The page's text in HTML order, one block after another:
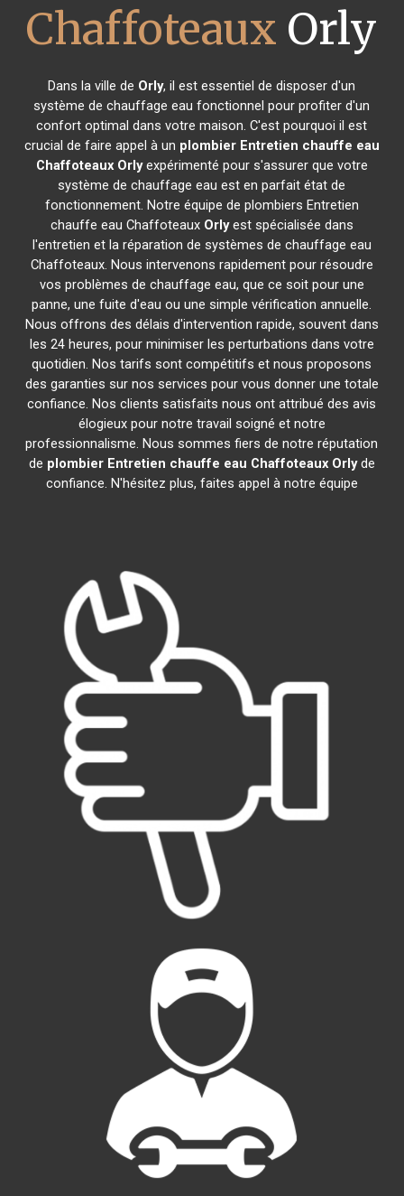
Chaffoteaux Orly
Dans la ville de Orly, il est essentiel de disposer d'un
système de chauffage eau fonctionnel pour profiter d'un
confort optimal dans votre maison. C'est pourquoi il est
crucial de faire appel à un plombier Entretien chauffe eau
Chaffoteaux Orlyexpérimenté pour s'assurer que votre
système de chauffage eau est en parfait état de
fonctionnement. Notre équipe de plombiers Entretien
chauffe eau Chaffoteaux Orlyest spécialisée dans
l'entretien et la réparation de systèmes de chauffage eau
Chaffoteaux. Nous intervenons rapidement pour résoudre
vos problèmes de chauffage eau, que ce soit pour une
panne, une fuite d'eau ou une simple vérification annuelle.
Nous offrons des délais d'intervention rapide, souvent dans
les 24 heures, pour minimiser les perturbations dans votre
quotidien. Nos tarifs sont compétitifs et nous proposons
des garanties sur nos services pour vous donner une totale
confiance. Nos clients satisfaits nous ont attribué des avis
élogieux pour notre travail soigné et notre
professionnalisme. Nous sommes fiers de notre réputation
de plombier Entretien chauffe eau Chaffoteaux Orlyde
confiance. N'hésitez plus, faites appel à notre équipe